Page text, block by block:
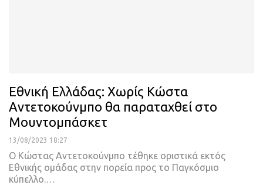
Eθνική Ελλάδας: Χωρίς Κώστα
Αντετοκούνμπο θα παραταχθεί στο
Μουντομπάσκετ
13/08/2023 18:27
Ο Κώστας Αντετοκούνμπο τέθηκε οριστικά εκτός
Εθνικής ομάδας στην πορεία προς το Παγκόσμιο
κύπελλο.…